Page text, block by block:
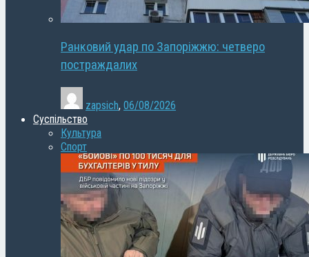
Ранковий удар по Запоріжжю: четверо
постраждалих
zapsich, 06/08/2026
Суспільство
Культура
Спорт